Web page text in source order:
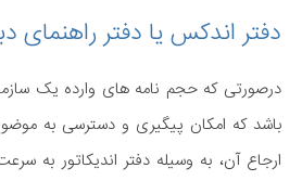
دفتر اندکس یا دفتر راهنمای
درصورتی که حجم نامه های وارده یک
باشد که امکان پیگیری و دسترسی به
ارجاع آن، به وسیله دفتر اندیکاتور به